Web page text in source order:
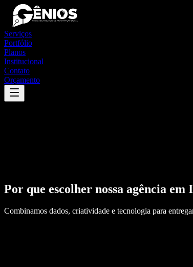
Serviços
Portfólio
Planos
Institucional
Contato
Orçamento
Por que escolher nossa agência em
Combinamos dados, criatividade e tecnologia para